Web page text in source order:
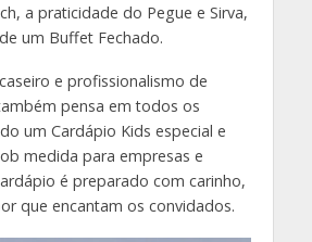
a praticidade do Pegue e Sirva,
um Buffet Fechado.
e profissionalismo de
pensa em todos os
um Cardápio Kids especial e
medida para empresas e
é preparado com carinho,
que encantam os convidados.